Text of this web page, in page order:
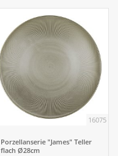
16075
Porzellanserie "James" Teller
flach Ø28cm